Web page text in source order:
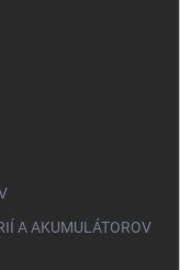
A AKUMULÁTOROV